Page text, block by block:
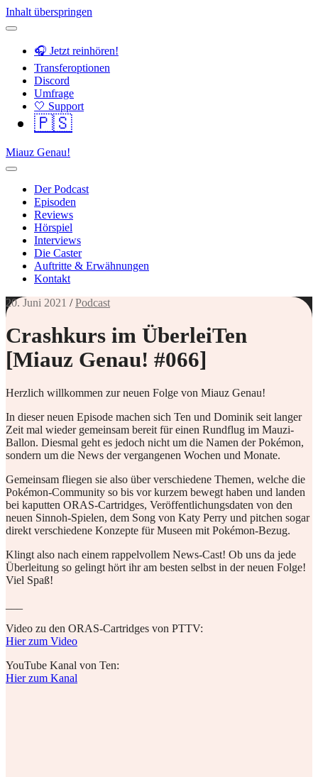
Inhalt überspringen
🎧 Jetzt reinhören!
Transferoptionen
Discord
Umfrage
🤍 Support
🇵🇸
Miauz Genau!
Der Podcast
Episoden
Reviews
Hörspiel
Interviews
Die Caster
Auftritte & Erwähnungen
Kontakt
20. Juni 2021 /Podcast
Crashkurs im ÜberleiTen
[Miauz Genau! #066]
Herzlich willkommen zur neuen Folge von Miauz Genau!
In dieser neuen Episode machen sich Ten und Dominik seit langer
Zeit mal wieder gemeinsam bereit für einen Rundflug im Mauzi-
Ballon. Diesmal geht es jedoch nicht um die Namen der Pokémon,
sondern um die News der vergangenen Wochen und Monate.
Gemeinsam fliegen sie also über verschiedene Themen, welche die
Pokémon-Community so bis vor kurzem bewegt haben und landen
bei kaputten ORAS-Cartridges, Veröffentlichungsdaten von den
neuen Sinnoh-Spielen, dem Song von Katy Perry und pitchen sogar
direkt verschiedene Konzepte für Museen mit Pokémon-Bezug.
Klingt also nach einem rappelvollem News-Cast! Ob uns da jede
Überleitung so gelingt hört ihr am besten selbst in der neuen Folge!
Viel Spaß!
Video zu den ORAS-Cartridges von PTTV:
Hier zum Video
YouTube Kanal von Ten:
Hier zum Kanal